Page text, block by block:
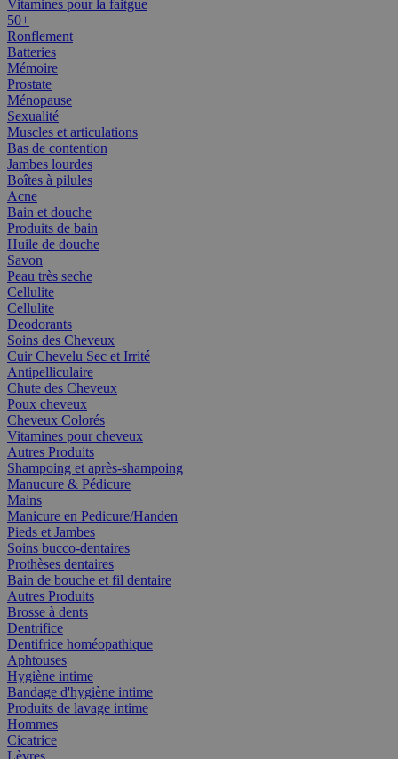
Vitamines pour la faitgue
50+
Ronflement
Batteries
Mémoire
Prostate
Ménopause
Sexualité
Muscles et articulations
Bas de contention
Jambes lourdes
Boîtes à pilules
Acne
Bain et douche
Produits de bain
Huile de douche
Savon
Peau très seche
Cellulite
Cellulite
Deodorants
Soins des Cheveux
Cuir Chevelu Sec et Irrité
Antipelliculaire
Chute des Cheveux
Poux cheveux
Cheveux Colorés
Vitamines pour cheveux
Autres Produits
Shampoing et après-shampoing
Manucure & Pédicure
Mains
Manicure en Pedicure/Handen
Pieds et Jambes
Soins bucco-dentaires
Prothèses dentaires
Bain de bouche et fil dentaire
Autres Produits
Brosse à dents
Dentrifice
Dentifrice homéopathique
Aphtouses
Hygiène intime
Bandage d'hygiène intime
Produits de lavage intime
Hommes
Cicatrice